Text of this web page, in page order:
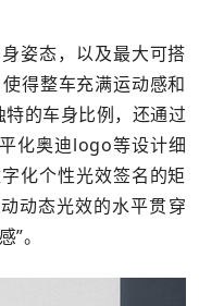
姿态，以及最大可搭
得整车充满运动感和
的车身比例，还通过
化奥迪logo等设计细
化个性光效签名的矩
动态光效的水平贯穿
。